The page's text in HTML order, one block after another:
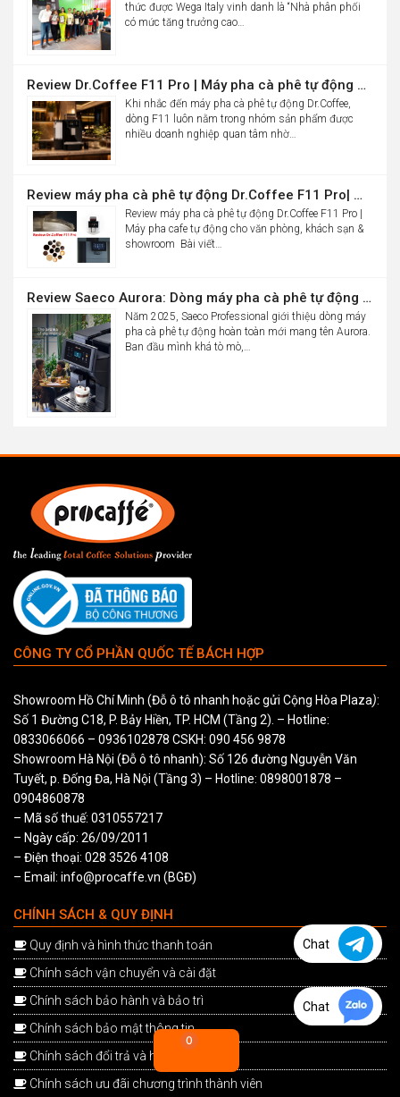
thức được Wega Italy vinh danh là “Nhà phân phối
có mức tăng trưởng cao…
Review Dr.Coffee F11 Pro | Máy pha cà phê tự động cho văn phòng
Khi nhắc đến máy pha cà phê tự động Dr.Coffee,
dòng F11 luôn nằm trong nhóm sản phẩm được
nhiều doanh nghiệp quan tâm nhờ…
Review máy pha cà phê tự động Dr.Coffee F11 Pro| Máy pha cafe tự động cho văn phòng, khách sạn & showroom
Review máy pha cà phê tự động Dr.Coffee F11 Pro |
Máy pha cafe tự động cho văn phòng, khách sạn &
showroom Bài viết…
Review Saeco Aurora: Dòng máy pha cà phê tự động văn phòng mới của Saeco có gì đáng chú ý?
Năm 2025, Saeco Professional giới thiệu dòng máy
pha cà phê tự động hoàn toàn mới mang tên Aurora.
Ban đầu mình khá tò mò,…
CÔNG TY CỔ PHẦN QUỐC TẾ BÁCH HỢP
Showroom Hồ Chí Minh (Đỗ ô tô nhanh hoặc gửi Cộng Hòa Plaza):
Số 1 Đường C18, P. Bảy Hiền, TP. HCM (Tầng 2). – Hotline:
0833066066 – 0936102878 CSKH: 090 456 9878
Showroom Hà Nội (Đỗ ô tô nhanh): Số 126 đường Nguyễn Văn
Tuyết, p. Đống Đa, Hà Nội (Tầng 3) – Hotline: 0898001878 –
0904860878
– Mã số thuế: 0310557217
– Ngày cấp: 26/09/2011
– Điện thoại: 028 3526 4108
– Email: info@procaffe.vn (BGĐ)
CHÍNH SÁCH & QUY ĐỊNH
Quy định và hình thức thanh toán
Chính sách vận chuyển và cài đặt
Chính sách bảo hành và bảo trì
Chính sách bảo mật thông tin
Chính sách đổi trả và hoàn tiền
Chính sách ưu đãi chương trình thành viên
0
Chat
Chat